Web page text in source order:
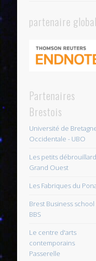
partenaire global
Partenaires
Brestois
Université de
Occidentale - UBO
Les petits
Grand Ouest
Les Fabriques du
Brest Business school
BBS
Le centre d'arts
contemporains
Passerelle